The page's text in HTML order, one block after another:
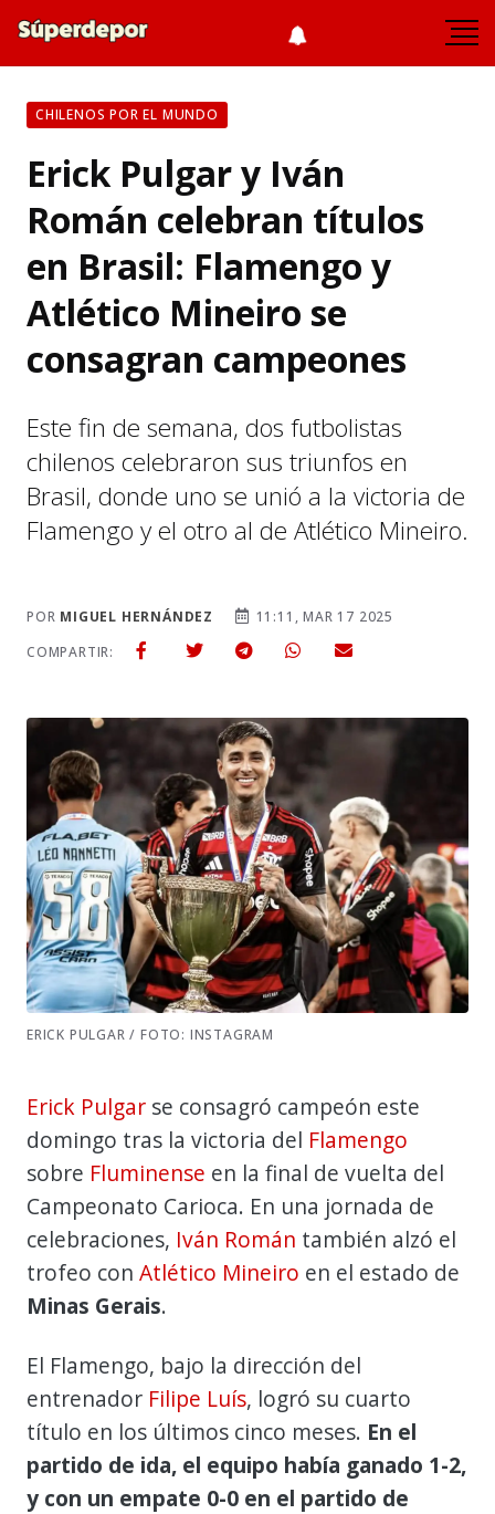
CHILENOS POR EL MUNDO
Erick Pulgar y Iván
Román celebran títulos
en Brasil: Flamengo y
Atlético Mineiro se
consagran campeones
Este fin de semana, dos futbolistas
chilenos celebraron sus triunfos en
Brasil, donde uno se unió a la victoria de
Flamengo y el otro al de Atlético Mineiro.
POR MIGUEL HERNÁNDEZ
11:11, MAR 17 2025
COMPARTIR:
ERICK PULGAR / FOTO: INSTAGRAM
Erick Pulgar se consagró campeón este
domingo tras la victoria del Flamengo
sobre Fluminense en la final de vuelta del
Campeonato Carioca. En una jornada de
celebraciones, Iván Román también alzó el
trofeo con Atlético Mineiro en el estado de
Minas Gerais.
El Flamengo, bajo la dirección del
entrenador Filipe Luís, logró su cuarto
título en los últimos cinco meses. En el
partido de ida, el equipo había ganado 1-2,
y con un empate 0-0 en el partido de